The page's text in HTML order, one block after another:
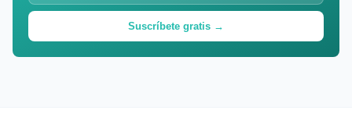
Suscríbete gratis →